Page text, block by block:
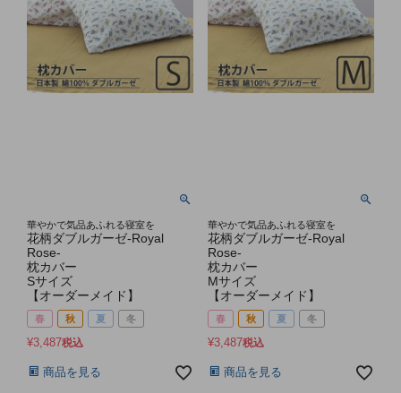
華やかで気品あふれる寝室を
花柄ダブルガーゼ-Royal
Rose-
枕カバー
Sサイズ
【オーダーメイド】
春 秋 夏 冬
¥3,487税込
商品を見る
華やかで気品あふれる寝室を
花柄ダブルガーゼ-Royal
Rose-
枕カバー
Mサイズ
【オーダーメイド】
春 秋 夏 冬
¥3,487税込
商品を見る